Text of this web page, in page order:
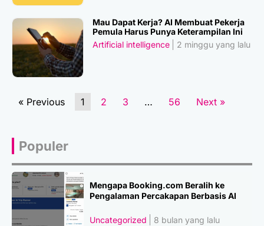
Mau Dapat Kerja? AI Membuat Pekerja
Pemula Harus Punya Keterampilan Ini
Artificial intelligence
2 minggu yang lalu
« Previous 1 2 3 … 56 Next »
Populer
Mengapa Booking.com Beralih ke
Pengalaman Percakapan Berbasis AI
Uncategorized 8 bulan yang lalu